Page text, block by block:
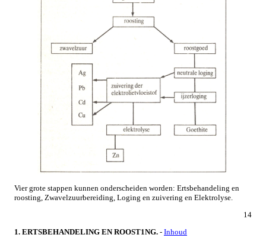
Vier grote stappen kunnen onderscheiden worden: Ertsbehandeling en
roosting, Zwavelzuurbereiding, Loging en zuivering en Elektrolyse.
14
1. ERTSBEHANDELING EN ROOST1NG. - Inhoud